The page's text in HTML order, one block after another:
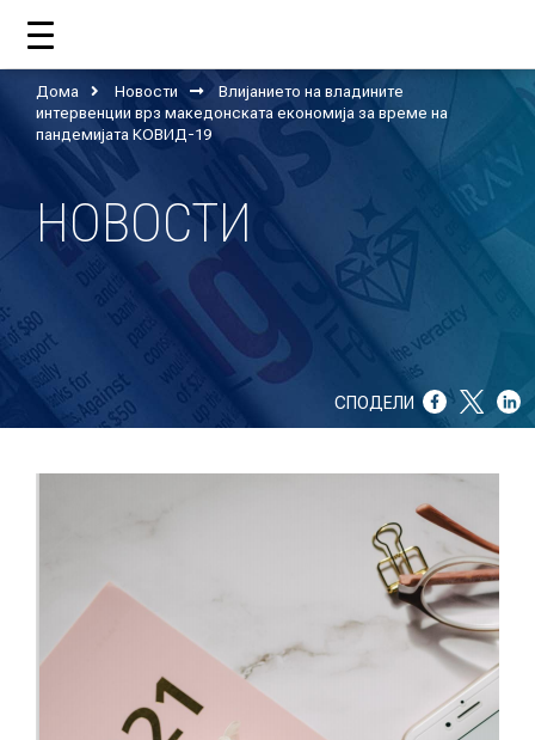
ДОМА
ЗА НАС
ШТО РАБОТИ ЦУП?
НАШИОТ ТИМ
НАШИ ПОДДРЖУВАЧИ
ГОДИШНИ ИЗВЕШТАИ
ИСО 9001
НОВОСТИ
ИСТРАЖУВАЊА
Дома Новости
Влијанието на владините
интервенции врз македонската економија за време на
пандемијата КОВИД-19
НОВОСТИ
СПОДЕЛИ